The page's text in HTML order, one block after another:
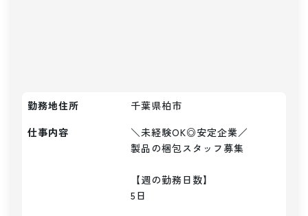
勤務地住所
千葉県柏市
仕事内容
＼未経験OK◎安定企業／
製品の梱包スタッフ募集
【週の勤務日数】
5日